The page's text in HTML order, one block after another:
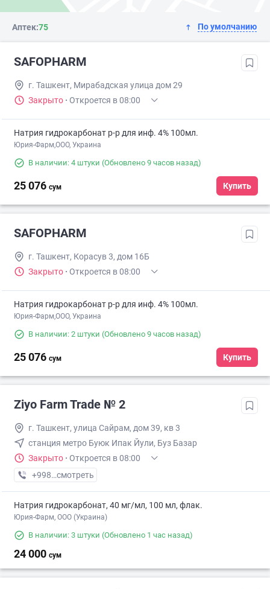
Аптек:75 По умолчанию
SAFOPHARM
г. Ташкент, Мирабадская улица дом 29
Закрыто · Откроется в 08:00
Натрия гидрокарбонат р-р для инф. 4% 100мл.
Юрия-Фарм,ООО, Украина
В наличии: 4 штуки (Обновлено 9 часов назад)
25 076 сум Купить
SAFOPHARM
г. Ташкент, Корасув 3, дом 16Б
Закрыто · Откроется в 08:00
Натрия гидрокарбонат р-р для инф. 4% 100мл.
Юрия-Фарм,ООО, Украина
В наличии: 2 штуки (Обновлено 9 часов назад)
25 076 сум Купить
Ziyo Farm Trade № 2
г. Ташкент, улица Сайрам, дом 39, кв 3
станция метро Буюк Ипак Йули, Буз Базар
Закрыто · Откроется в 08:00
+998 (50) XXX-XX-XX
смотреть
Натрия гидрокарбонат, 40 мг/мл, 100 мл, флак.
Юрия-Фарм, ООО (Украина)
В наличии: 3 штуки (Обновлено 1 час назад)
24 000 сум